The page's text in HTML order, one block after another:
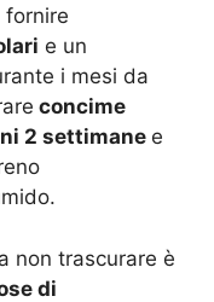
fornire
e un
i mesi da
concime
2 settimane e
non trascurare è
di